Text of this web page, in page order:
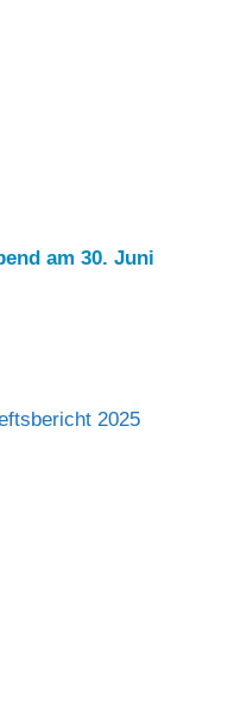
am 30. Juni